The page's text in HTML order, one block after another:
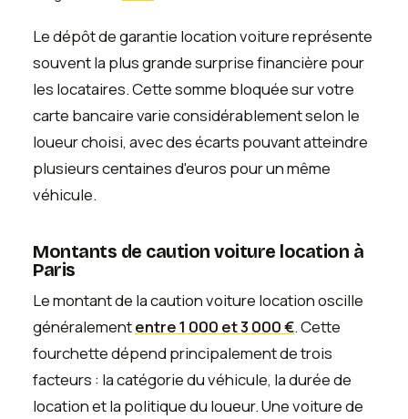
Le dépôt de garantie location voiture représente
souvent la plus grande surprise financière pour
les locataires. Cette somme bloquée sur votre
carte bancaire varie considérablement selon le
loueur choisi, avec des écarts pouvant atteindre
plusieurs centaines d'euros pour un même
véhicule.
Montants de caution voiture location à
Paris
Le montant de la caution voiture location oscille
généralemententre 1 000 et 3 000 €. Cette
fourchette dépend principalement de trois
facteurs : la catégorie du véhicule, la durée de
location et la politique du loueur. Une voiture de